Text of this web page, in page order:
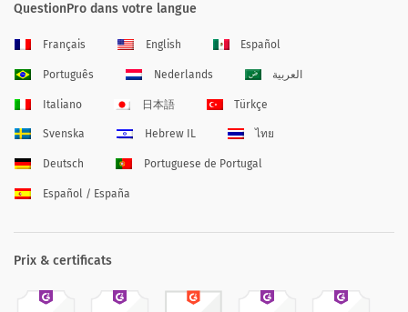
QuestionPro dans votre langue
Français English Español
Português Nederlands العربية
Italiano 日本語 Türkçe
Svenska Hebrew IL ไทย
Deutsch Portuguese de Portugal
Español / España
Prix & certificats